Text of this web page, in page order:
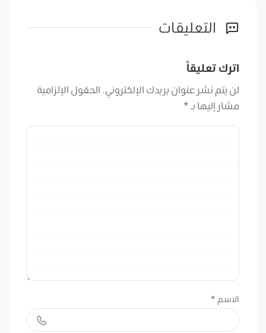
التعليقات
اترك تعليقاً
لن يتم نشر عنوان بريدك الإلكتروني. الحقول الإلزامية
مشار إليها بـ*
الاسم *